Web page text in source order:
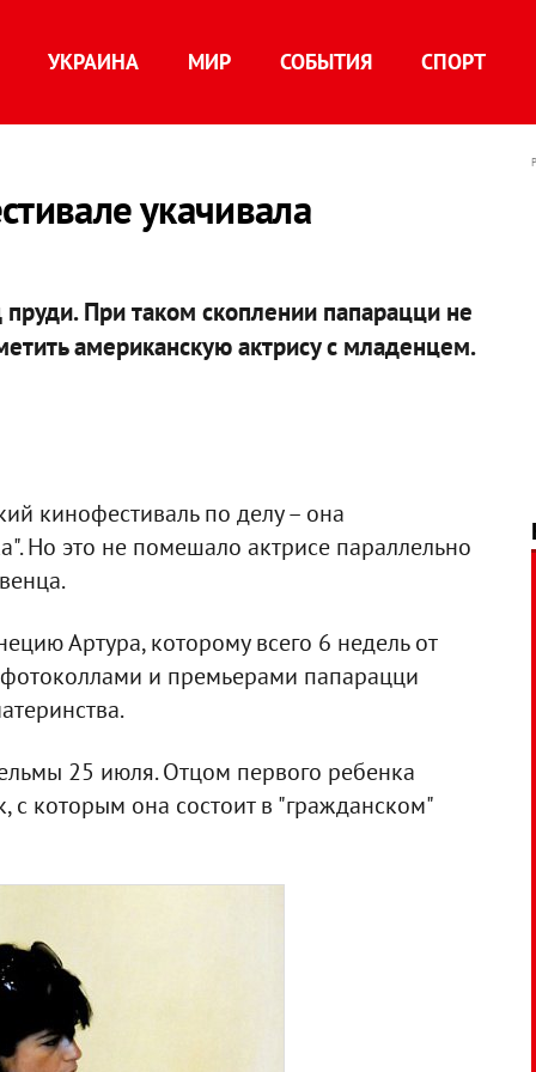
УКРАИНА МИР СОБЫТИЯ СПОРТ
укачивала
При таком скоплении папарацци не
американскую актрису с младенцем.
кинофестиваль по делу – она
Но это не помешало актрисе параллельно
Артура, которому всего 6 недель от
и премьерами папарацци
25 июля. Отцом первого ребенка
с которым она состоит в "гражданском"